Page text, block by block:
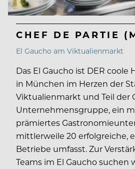
CHEF DE PARTIE
El Gaucho am Viktualienmarkt
Das El Gaucho ist DER coole
in München im Herzen der
Viktualienmarkt und Teil der
Unternehmensgruppe, ein
prämiertes
mittlerweile 20 erfolgreiche,
Betriebe umfasst. Zur
Teams im El Gaucho suchen